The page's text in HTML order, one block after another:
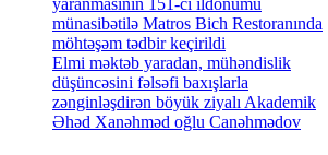
yaranmasının 151-ci ildönümü
münasibətilə Matros Bich Restoranında
möhtəşəm tədbir keçirildi
Elmi məktəb yaradan, mühəndislik
düşüncəsini fəlsəfi baxışlarla
zənginləşdirən böyük ziyalı Akademik
Əhəd Xanəhməd oğlu Canəhmədov